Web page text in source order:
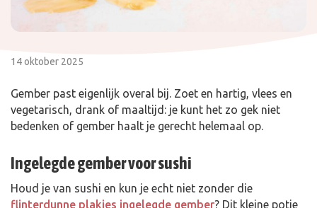
14 oktober 2025
Gember past eigenlijk overal bij. Zoet en hartig, vlees en
vegetarisch, drank of maaltijd: je kunt het zo gek niet
bedenken of gember haalt je gerecht helemaal op.
Ingelegde gember voor sushi
Houd je van sushi en kun je echt niet zonder die
flinterdunne plakjes ingelegde gember? Dit kleine potje